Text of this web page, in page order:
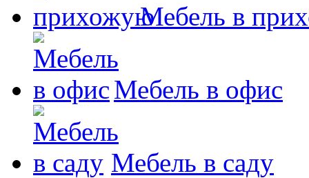
Мебель в
Мебель в офис
Мебель в саду